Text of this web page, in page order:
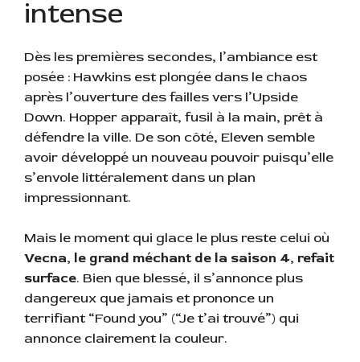
intense
Dès les premières secondes, l’ambiance est
posée : Hawkins est plongée dans le chaos
après l’ouverture des failles vers l’Upside
Down. Hopper apparaît, fusil à la main, prêt à
défendre la ville. De son côté, Eleven semble
avoir développé un nouveau pouvoir puisqu’elle
s’envole littéralement dans un plan
impressionnant.
Mais le moment qui glace le plus reste celui où
Vecna, le grand méchant de la saison 4, refait
surface. Bien que blessé, il s’annonce plus
dangereux que jamais et prononce un
terrifiant “Found you” (“Je t’ai trouvé”) qui
annonce clairement la couleur.